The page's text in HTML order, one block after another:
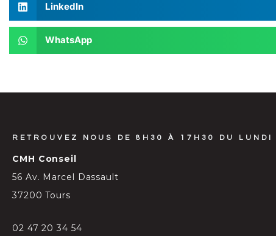
LinkedIn
WhatsApp
RETROUVEZ NOUS DE 8H30 À 17H30 DU LUNDI
CMH Conseil
56 Av. Marcel Dassault
37200 Tours
02 47 20 34 54